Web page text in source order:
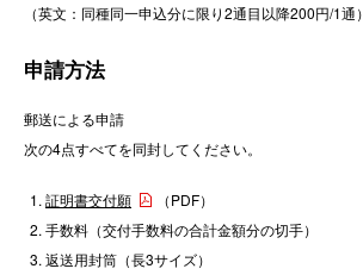
（英文：同種同一申込分に限り2通目以降200円/1通）
申請方法
郵送による申請
次の4点すべてを同封してください。
証明書交付願
（PDF）
手数料（交付手数料の合計金額分の切手）
返送用封筒（長3サイズ）